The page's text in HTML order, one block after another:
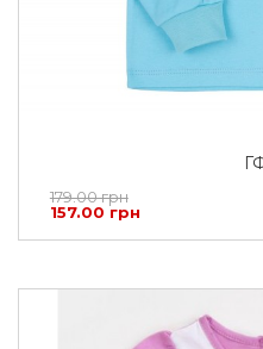
179.00 грн
157.00 грн